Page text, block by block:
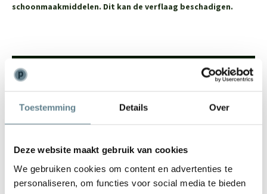
Toestemming Details Over
Deze website maakt gebruik van cookies
We gebruiken cookies om content en advertenties te
personaliseren, om functies voor social media te bieden
schoonmaakmiddelen. Dit kan de verflaag beschadigen.
team!
Bel0344-228104
Mailinfo@polyesterplantenbakken.nl